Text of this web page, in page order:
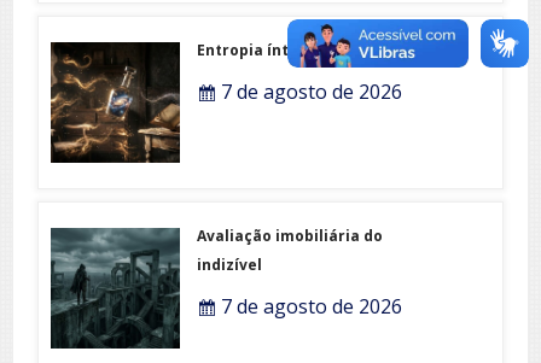
Entropia íntima
7 de agosto de 2026
Avaliação imobiliária do
indizível
7 de agosto de 2026